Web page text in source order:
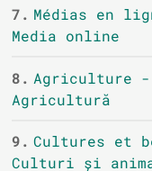
7. Médias en
Media online
8. Agriculture -
Agricultură
9. Cultures et
Culturi și